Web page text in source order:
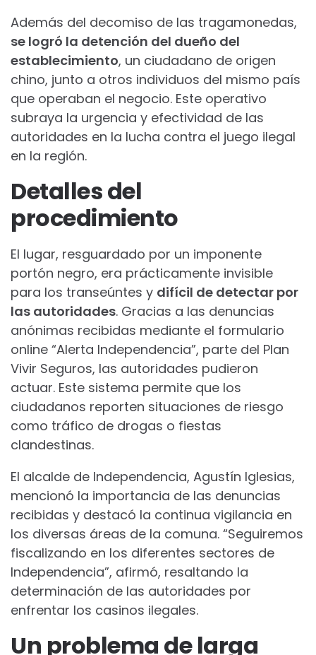
Además del decomiso de las tragamonedas,
se logró la detención del dueño del
establecimiento, un ciudadano de origen
chino, junto a otros individuos del mismo país
que operaban el negocio. Este operativo
subraya la urgencia y efectividad de las
autoridades en la lucha contra el juego ilegal
en la región.
Detalles del
procedimiento
El lugar, resguardado por un imponente
portón negro, era prácticamente invisible
para los transeúntes y difícil de detectar por
las autoridades. Gracias a las denuncias
anónimas recibidas mediante el formulario
online “Alerta Independencia”, parte del Plan
Vivir Seguros, las autoridades pudieron
actuar. Este sistema permite que los
ciudadanos reporten situaciones de riesgo
como tráfico de drogas o fiestas
clandestinas.
El alcalde de Independencia, Agustín Iglesias,
mencionó la importancia de las denuncias
recibidas y destacó la continua vigilancia en
los diversas áreas de la comuna. “Seguiremos
fiscalizando en los diferentes sectores de
Independencia”, afirmó, resaltando la
determinación de las autoridades por
enfrentar los casinos ilegales.
Un problema de larga